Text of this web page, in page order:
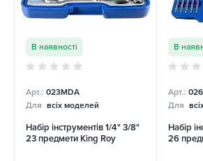
В наявності
Арт.: 023MDA
Для всіх моделей
Набір інструментів 1/4" 3/8"
23 предмети King Roy
В
Арт.:
Для
Набір
26